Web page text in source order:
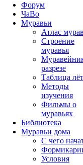
Форум
ЧаВо
Муравьи
Атлас
Строение
муравья
разрезе
Таблица
Методы
изучения
Фильмы о
муравьях
Библиотека
Муравьи дома
С чего
Условия